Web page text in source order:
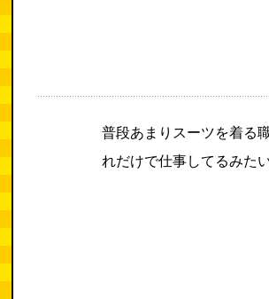
普段あまりスーツを着る
れだけで仕事してるみた